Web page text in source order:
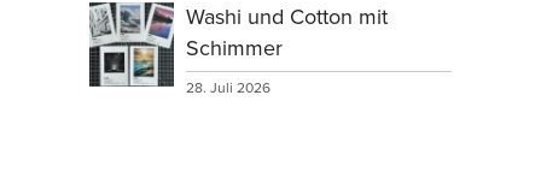
Washi und Cotton mit
Schimmer
28. Juli 2026